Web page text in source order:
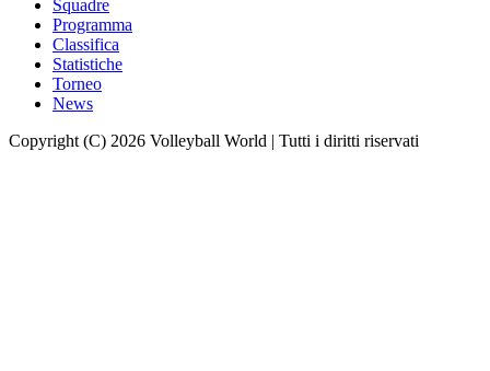
Squadre
Programma
Classifica
Statistiche
Torneo
News
Copyright (C) 2026 Volleyball World | Tutti i diritti riservati